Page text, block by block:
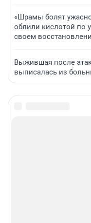
«Шрамы болят
облили кислотой по
своем
Выжившая после
выписалась из